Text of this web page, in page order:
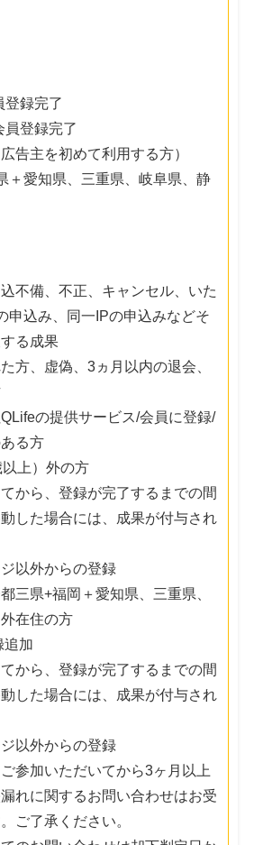
登録完了
員登録完了
告主を初めて利用する方）
＋愛知県、三重県、岐阜県、静
不備、不正、キャンセル、いた
申込み、同一IPの申込みなどそ
る成果
方、虚偽、3ヵ月以内の退会、
の提供サービス/会員に登録/
る方
以上）外の方
から、登録が完了するまでの間
した場合には、成果が付与され
以外からの登録
三県+福岡＋愛知県、三重県、
在住の方
追加
から、登録が完了するまでの間
した場合には、成果が付与され
以外からの登録
参加いただいてから3ヶ月以上
れに関するお問い合わせはお受
ご了承ください。